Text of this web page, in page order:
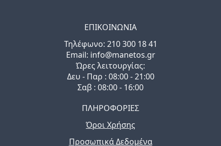
ΕΠΙΚΟΙΝΩΝΙΑ
Τηλέφωνo: 210 300 18 41
Email: info@manetos.gr
Ώρες λειτουργίας:
Δευ - Παρ : 08:00 - 21:00
Σαβ : 08:00 - 16:00
ΠΛΗΡΟΦΟΡΙΕΣ
Όροι Χρήσης
Προσωπικά Δεδομένα